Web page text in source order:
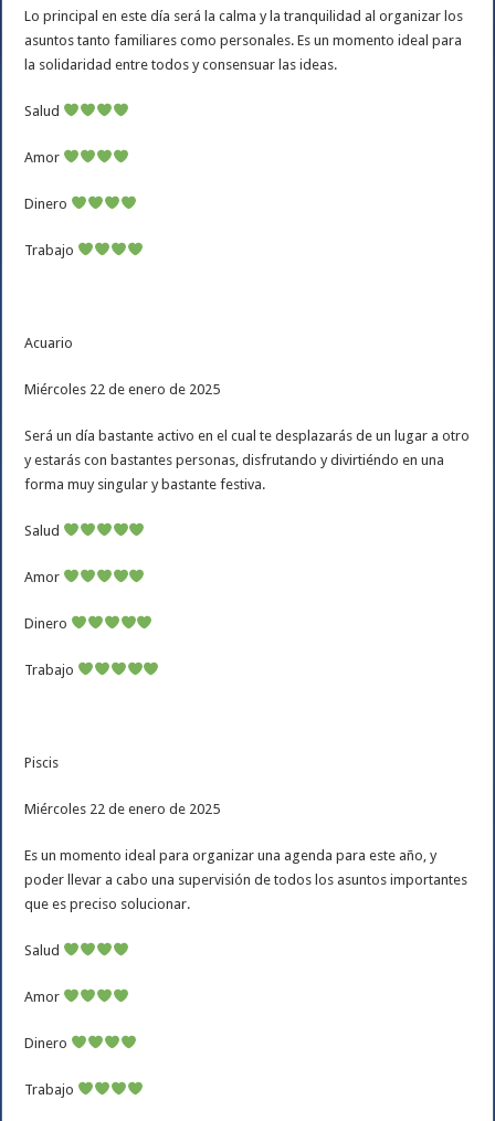
Lo principal en este día será la calma y la tranquilidad al organizar los
asuntos tanto familiares como personales. Es un momento ideal para
la solidaridad entre todos y consensuar las ideas.
Salud
Amor
Dinero
Trabajo
Acuario
Miércoles 22 de enero de 2025
Será un día bastante activo en el cual te desplazarás de un lugar a otro
y estarás con bastantes personas, disfrutando y divirtiéndo en una
forma muy singular y bastante festiva.
Salud
Amor
Dinero
Trabajo
Piscis
Miércoles 22 de enero de 2025
Es un momento ideal para organizar una agenda para este año, y
poder llevar a cabo una supervisión de todos los asuntos importantes
que es preciso solucionar.
Salud
Amor
Dinero
Trabajo